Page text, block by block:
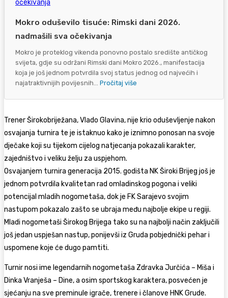
Mokro oduševilo tisuće: Rimski dani 2026.
nadmašili sva očekivanja
Mokro je proteklog vikenda ponovno postalo središte antičkog
svijeta, gdje su održani Rimski dani Mokro 2026., manifestacija
koja je još jednom potvrdila svoj status jednog od najvećih i
najatraktivnijih povijesnih... Pročitaj više
Trener Širokobriježana, Vlado Glavina, nije krio oduševljenje nakon
osvajanja turnira te je istaknuo kako je iznimno ponosan na svoje
dječake koji su tijekom cijelog natjecanja pokazali karakter,
zajedništvo i veliku želju za uspjehom.
Osvajanjem turnira generacija 2015. godišta NK Široki Brijeg još je
jednom potvrdila kvalitetan rad omladinskog pogona i veliki
potencijal mladih nogometaša, dok je FK Sarajevo svojim
nastupom pokazalo zašto se ubraja među najbolje ekipe u regiji.
Mladi nogometaši Širokog Brijega tako su na najbolji način zaključili
još jedan uspješan nastup, ponijevši iz Gruda pobjednički pehar i
uspomene koje će dugo pamtiti.
Turnir nosi ime legendarnih nogometaša Zdravka Jurčića – Miša i
Dinka Vranješa – Dine, a osim sportskog karaktera, posvećen je
sjećanju na sve preminule igrače, trenere i članove HNK Grude.